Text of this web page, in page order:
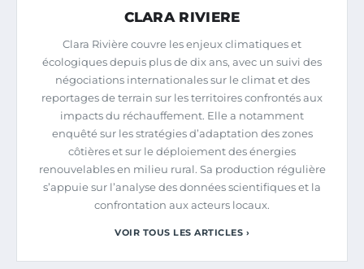
CLARA RIVIERE
Clara Rivière couvre les enjeux climatiques et
écologiques depuis plus de dix ans, avec un suivi des
négociations internationales sur le climat et des
reportages de terrain sur les territoires confrontés aux
impacts du réchauffement. Elle a notamment
enquêté sur les stratégies d’adaptation des zones
côtières et sur le déploiement des énergies
renouvelables en milieu rural. Sa production régulière
s’appuie sur l’analyse des données scientifiques et la
confrontation aux acteurs locaux.
VOIR TOUS LES ARTICLES ›